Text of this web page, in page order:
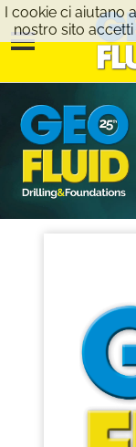
I cookie ci aiutano
nostro sito